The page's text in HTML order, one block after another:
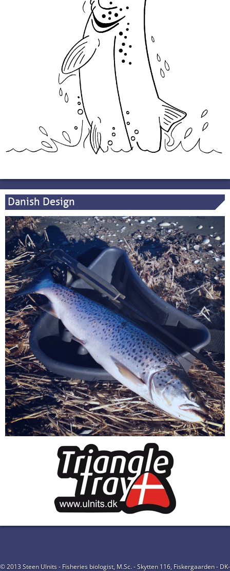
Danish Design
© 2013 Steen Ulnits - Fisheries biologist, M.Sc. - Skytten 116, Fiskergaarden - DK-